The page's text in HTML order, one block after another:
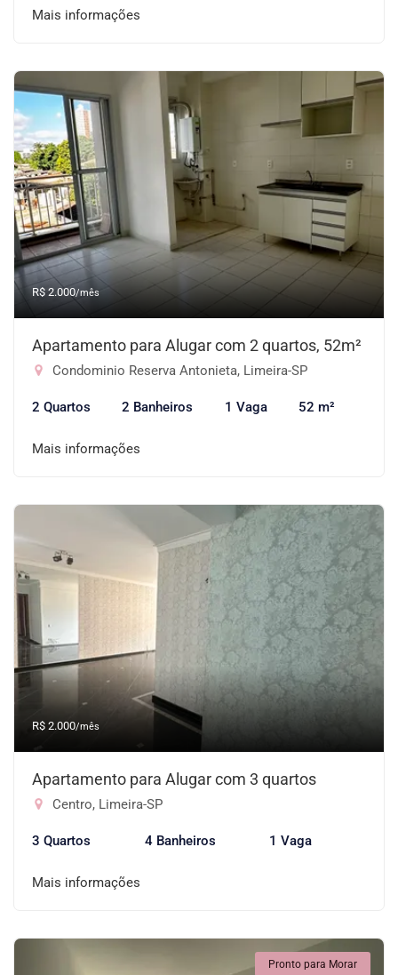
Mais informações
R$ 2.000/mês
Apartamento para Alugar com 2 quartos, 52m²
Condominio Reserva Antonieta, Limeira-SP
2 Quartos 2 Banheiros 1 Vaga 52 m²
Mais informações
R$ 2.000/mês
Apartamento para Alugar com 3 quartos
Centro, Limeira-SP
3 Quartos 4 Banheiros 1 Vaga
Mais informações
Pronto para Morar